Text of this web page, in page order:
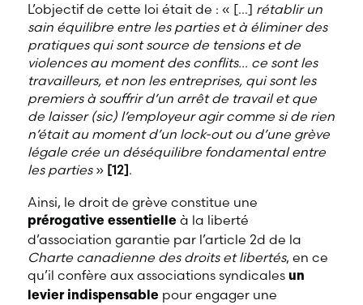
L’objectif de cette loi était de : « […] rétablir un
sain équilibre entre les parties et à éliminer des
pratiques qui sont source de tensions et de
violences au moment des conflits… ce sont les
travailleurs, et non les entreprises, qui sont les
premiers à souffrir d’un arrêt de travail et que
de laisser (sic) l’employeur agir comme si de rien
n’était au moment d’un lock-out ou d’une grève
légale crée un déséquilibre fondamental entre
les parties » [12].
Ainsi, le droit de grève constitue une
prérogative essentielle à la liberté
d’association garantie par l’article 2d de la
Charte canadienne des droits et libertés, en ce
qu’il confère aux associations syndicales un
levier indispensable pour engager une